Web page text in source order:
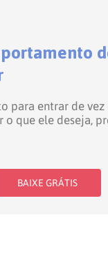
para entrar de vez
o que ele deseja,
BAIXE GRÁTIS